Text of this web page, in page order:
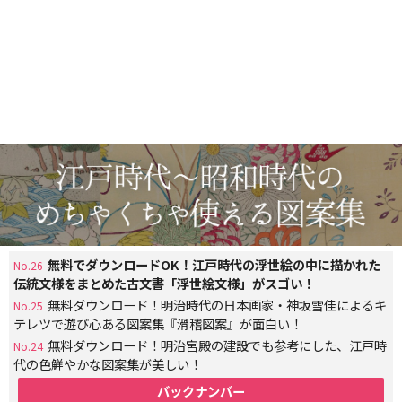
No.26 無料でダウンロードOK！江戸時代の浮世絵の中に描かれた
伝統文様をまとめた古文書「浮世絵文様」がスゴい！
No.25 無料ダウンロード！明治時代の日本画家・神坂雪佳によるキ
テレツで遊び心ある図案集『滑稽図案』が面白い！
No.24 無料ダウンロード！明治宮殿の建設でも参考にした、江戸時
代の色鮮やかな図案集が美しい！
バックナンバー